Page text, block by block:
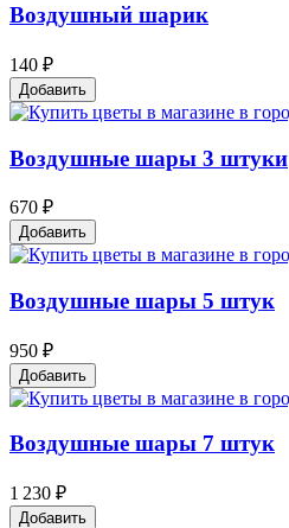
Воздушный шарик
140 ₽
Добавить
Воздушные шары 3 штуки
670 ₽
Добавить
Воздушные шары 5 штук
950 ₽
Добавить
Воздушные шары 7 штук
1 230 ₽
Добавить